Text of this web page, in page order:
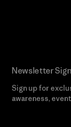
Newsletter
Sign up for
awareness,